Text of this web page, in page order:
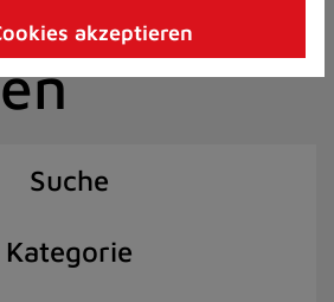
Suche
Kategorie
akzeptieren